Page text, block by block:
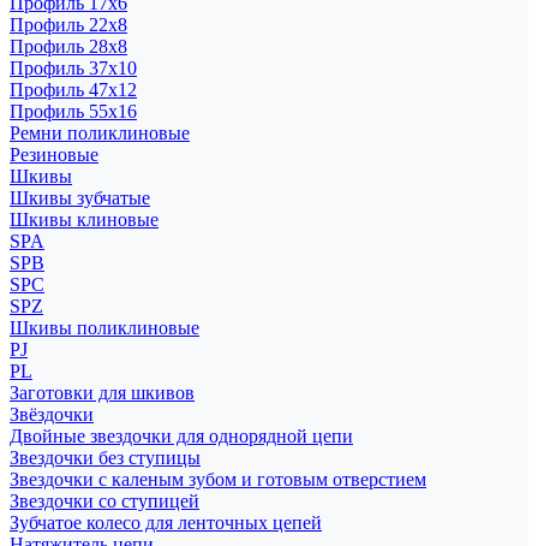
Профиль 22x8
Профиль 28x8
Профиль 37x10
Профиль 47x12
Профиль 55x16
Ремни поликлиновые
Резиновые
Шкивы
Шкивы зубчатые
Шкивы клиновые
SPA
SPB
SPC
SPZ
Шкивы поликлиновые
PJ
PL
Заготовки для шкивов
Звёздочки
Двойные звездочки для однорядной цепи
Звездочки без ступицы
Звездочки с каленым зубом и готовым отверстием
Звездочки со ступицей
Зубчатое колесо для ленточных цепей